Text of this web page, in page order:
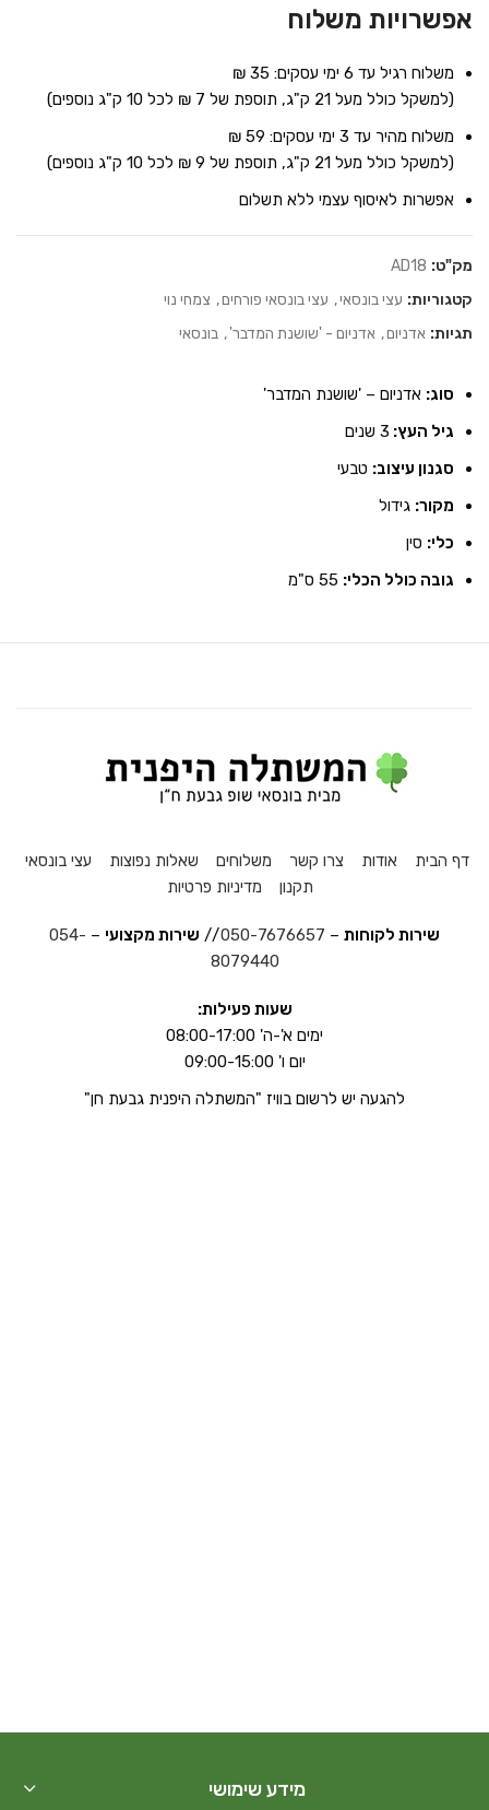
אפשרויות משלוח
משלוח רגיל עד 6 ימי עסקים: 35 ₪
(למשקל כולל מעל 21 ק"ג, תוספת של 7 ₪ לכל 10 ק"ג נוספים)
משלוח מהיר עד 3 ימי עסקים: 59 ₪
(למשקל כולל מעל 21 ק"ג, תוספת של 9 ₪ לכל 10 ק"ג נוספים)
אפשרות לאיסוף עצמי ללא תשלום
מק"ט: AD18
קטגוריות: עצי בונסאי, עצי בונסאי פורחים, צמחי נוי
תגיות: אדניום, אדניום - 'שושנת המדבר', בונסאי
סוג: אדניום – 'שושנת המדבר'
גיל העץ: 3 שנים
סגנון עיצוב: טבעי
מקור: גידול
כלי: סין
גובה כולל הכלי:
דף הבית אודות צרו קשר משלוחים שאלות נפוצות
עצי בונסאי
תקנון
מדיניות פרטיות
שירות לקוחות –
050-7676657
// שירות מקצועי –
054-
8079440
שעות פעילות:
ימים א'-ה' 08:00-17:00
יום ו' 09:00-15:00
להגעה יש לרשום בוויז "המשתלה היפנית גבעת חן"
מידע שימושי